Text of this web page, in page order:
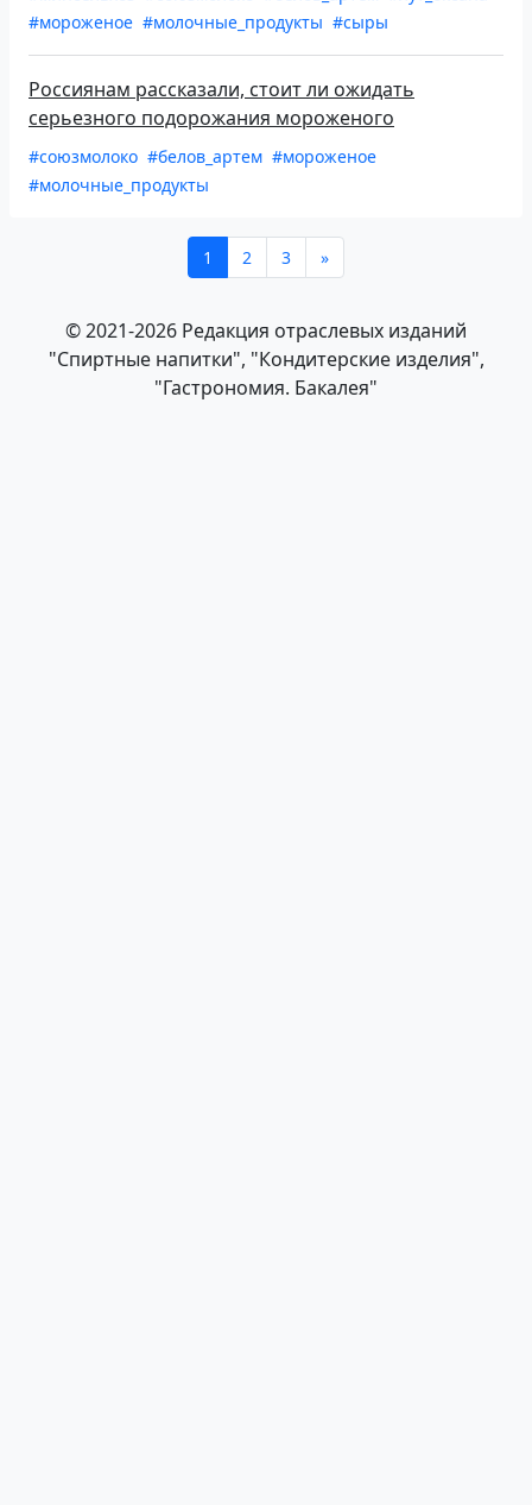
#мороженое #молочные_продукты #сыры
Россиянам рассказали, стоит ли ожидать
серьезного подорожания мороженого
#союзмолоко #белов_артем #мороженое
#молочные_продукты
1 2 3 »
© 2021-2026 Редакция отраслевых изданий
"Спиртные напитки", "Кондитерские изделия",
"Гастрономия. Бакалея"